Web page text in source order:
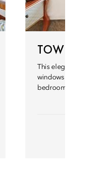
TOWER
This elegant
windows and
bedroom with